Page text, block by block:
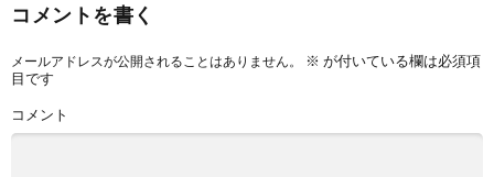
コメントを書く
メールアドレスが公開されることはありません。 ※ が付いている欄は必須項
目です
コメント